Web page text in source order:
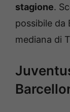
stagione.
possibile da
mediana di